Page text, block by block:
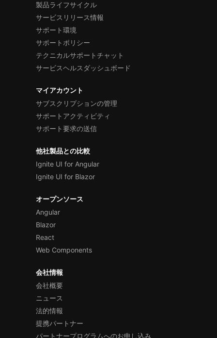
製品ライフサイクル
サービスリリース情報
サポート環境
サポートポリシー
テクニカルサポートチャット
サービスヘルスダッシュボード
マイアカウント
サブスクリプションの管理
サポートアクティビティ
サポート要求の送信
他社製品との比較
Ignite UI for Angular
Ignite UI for Blazor
オープンソース
Angular
Blazor
React
Web Components
会社情報
会社概要
ニュース
法的情報
提携パートナー
パートナープログラムへのお申し込み